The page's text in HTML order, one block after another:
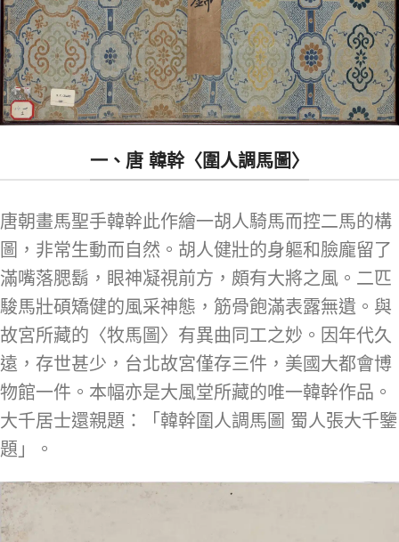
一、唐 韓幹〈圍人調馬圖〉
唐朝畫馬聖手韓幹此作繪一胡人騎馬而控二馬的構
圖，非常生動而自然。胡人健壯的身軀和臉龐留了
滿嘴落腮鬍，眼神凝視前方，頗有大將之風。二匹
駿馬壯碩矯健的風采神態，筋骨飽滿表露無遺。與
故宮所藏的〈牧馬圖〉有異曲同工之妙。因年代久
遠，存世甚少，台北故宮僅存三件，美國大都會博
物館一件。本幅亦是大風堂所藏的唯一韓幹作品。
大千居士還親題：「韓幹圍人調馬圖 蜀人張大千鑒
題」。